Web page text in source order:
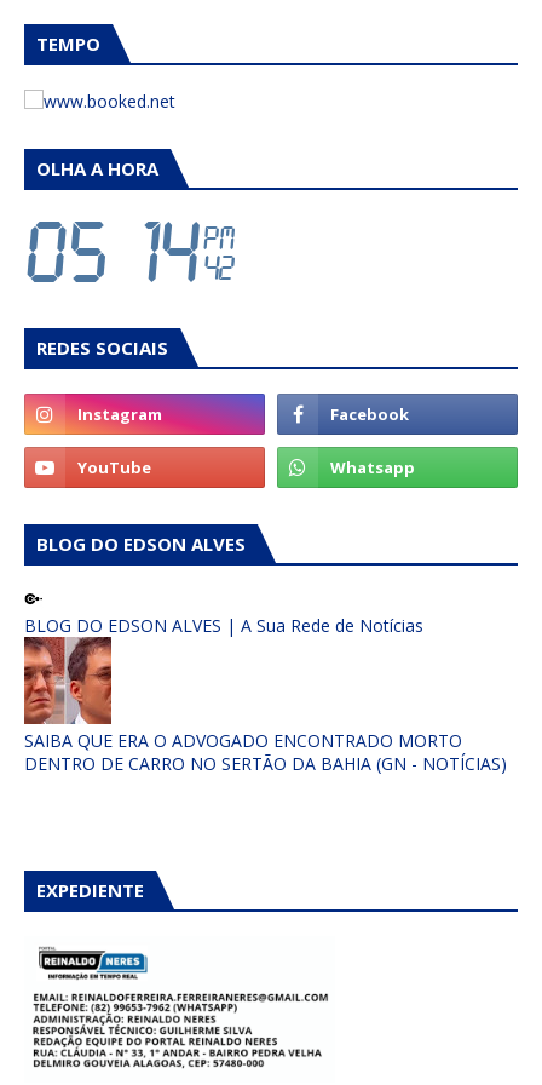
TEMPO
OLHA A HORA
REDES SOCIAIS
BLOG DO EDSON ALVES
BLOG DO EDSON ALVES | A Sua Rede de Notícias
SAIBA QUE ERA O ADVOGADO ENCONTRADO MORTO
DENTRO DE CARRO NO SERTÃO DA BAHIA (GN - NOTÍCIAS)
EXPEDIENTE